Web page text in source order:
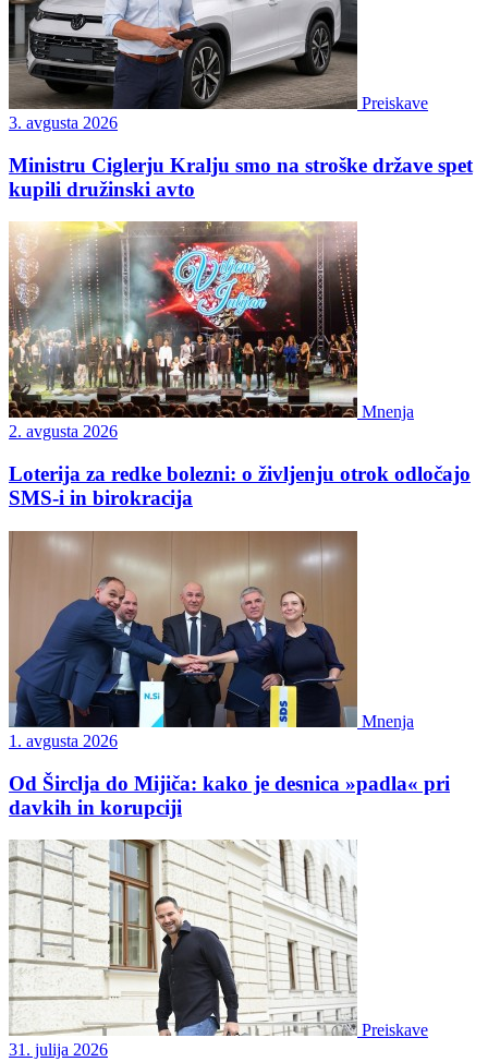
Preiskave
3. avgusta 2026
Ministru Ciglerju Kralju smo na stroške države spet
kupili družinski avto
Mnenja
2. avgusta 2026
Loterija za redke bolezni: o življenju otrok odločajo
SMS-i in birokracija
Mnenja
1. avgusta 2026
Od Širclja do Mijiča: kako je desnica »padla« pri
davkih in korupciji
Preiskave
31. julija 2026